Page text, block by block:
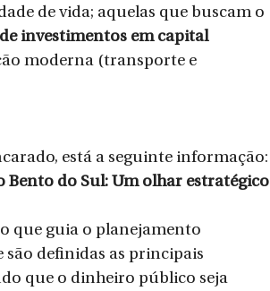
de vida; aquelas que buscam o
investimentos em capital
moderna (transporte e
está a seguinte informação:
Bento do Sul: Um olhar estratégico
que guia o planejamento
definidas as principais
que o dinheiro público seja